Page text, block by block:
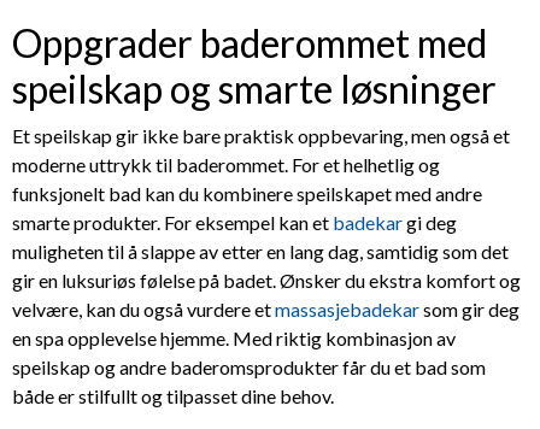
Oppgrader baderommet med
speilskap og smarte løsninger
Et speilskap gir ikke bare praktisk oppbevaring, men også et
moderne uttrykk til baderommet. For et helhetlig og
funksjonelt bad kan du kombinere speilskapet med andre
smarte produkter. For eksempel kan et badekargi deg
muligheten til å slappe av etter en lang dag, samtidig som det
gir en luksuriøs følelse på badet. Ønsker du ekstra komfort og
velvære, kan du også vurdere etmassasjebadekarsom gir deg
en spa opplevelse hjemme. Med riktig kombinasjon av
speilskap og andre baderomsprodukter får du et bad som
både er stilfullt og tilpasset dine behov.